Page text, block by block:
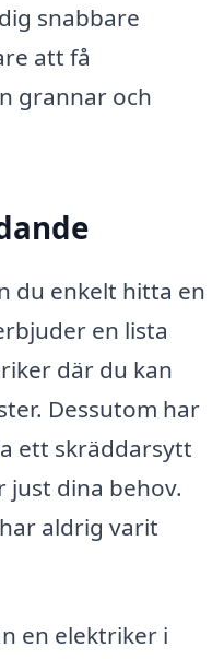
snabbare
att få
grannar och
du enkelt hitta en
en lista
där du kan
Dessutom har
ett skräddarsytt
just dina behov.
aldrig varit
en elektriker i